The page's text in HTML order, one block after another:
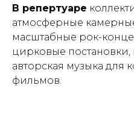
В репертуаре
атмосферные
масштабные рок-
цирковые постановки,
авторская музыка для
фильмов.